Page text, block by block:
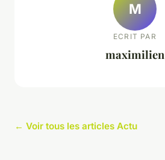
M
ECRIT PAR
maximilien
← Voir tous les articles Actu